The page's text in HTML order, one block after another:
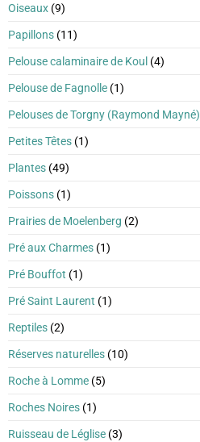
Oiseaux (9)
Papillons (11)
Pelouse calaminaire de Koul (4)
Pelouse de Fagnolle (1)
Pelouses de Torgny (Raymond Mayné)
Petites Têtes (1)
Plantes (49)
Poissons (1)
Prairies de Moelenberg (2)
Pré aux Charmes (1)
Pré Bouffot (1)
Pré Saint Laurent (1)
Reptiles (2)
Réserves naturelles (10)
Roche à Lomme (5)
Roches Noires (1)
Ruisseau de Léglise (3)